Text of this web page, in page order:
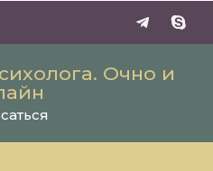
Очно и